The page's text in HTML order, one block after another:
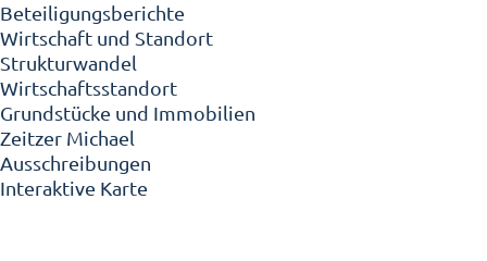
Beteiligungsberichte
Wirtschaft und Standort
Strukturwandel
Wirtschaftsstandort
Grundstücke und Immobilien
Zeitzer Michael
Ausschreibungen
Interaktive Karte